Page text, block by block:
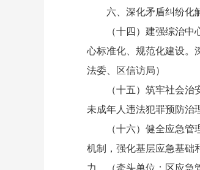
六、深化矛盾纠纷化解
（十四）建强综治中心
心标准化、规范化建设。
法委、区信访局）
（十五）筑牢社会治安
未成年人违法犯罪预防治
（十六）健全应急管理
机制，强化基层应急基础
力。（牵头单位：区应急